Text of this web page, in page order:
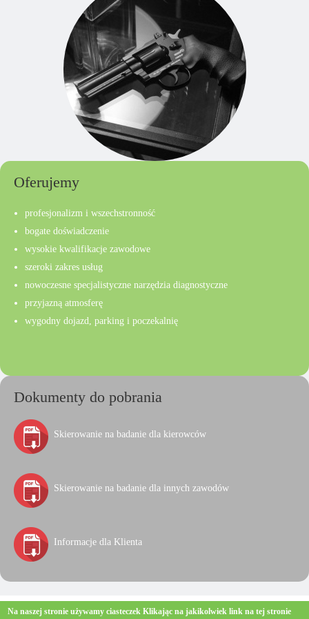
Oferujemy
profesjonalizm i wszechstronność
bogate doświadczenie
wysokie kwalifikacje zawodowe
szeroki zakres usług
nowoczesne specjalistyczne narzędzia diagnostyczne
przyjazną atmosferę
wygodny dojazd, parking i poczekalnię
Dokumenty do pobrania
Skierowanie na badanie dla kierowców
Skierowanie na badanie dla innych zawodów
Informacje dla Klienta
© 2026 Pracownia Psychologiczna "Akson"
Na naszej stronie używamy ciasteczek Klikając na jakikolwiek link na tej stronie